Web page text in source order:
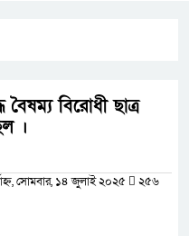
বৈষম্য বিরোধী ছাত্র
।
সোমবার, ১৪ জুলাই ২০২৫
২৫৬